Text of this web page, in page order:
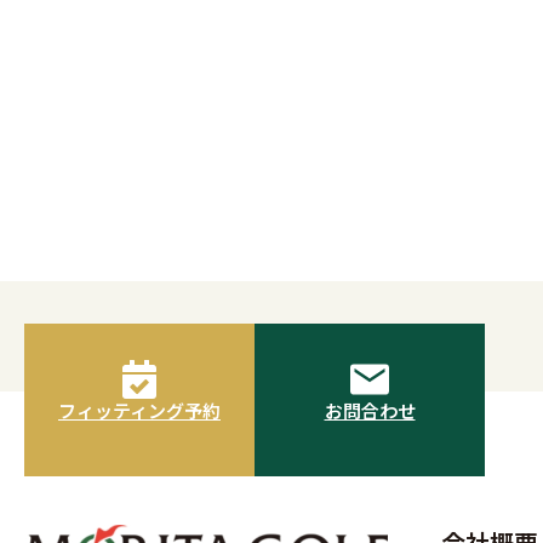
フィッティング予約 お問合わせ